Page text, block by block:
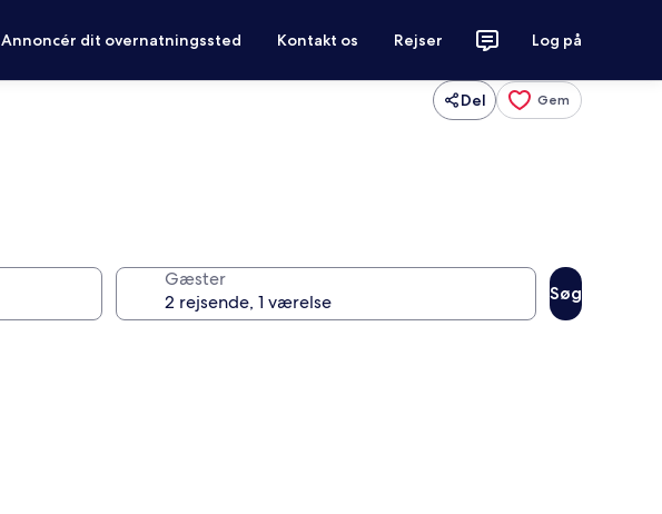
Annoncér dit overnatningssted Kontakt os Rejser Log på
Del Gem
Gæster
Søg